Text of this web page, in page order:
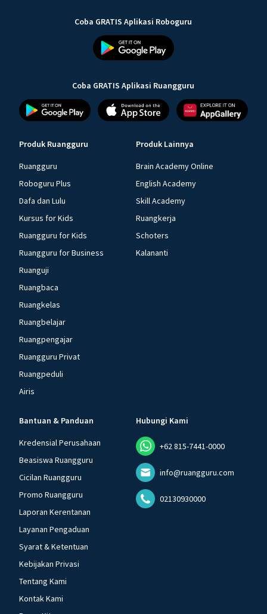
Coba GRATIS Aplikasi Roboguru
Coba GRATIS Aplikasi Ruangguru
Produk Ruangguru
Ruangguru
Roboguru Plus
Dafa dan Lulu
Kursus for Kids
Ruangguru for Kids
Ruangguru for Business
Ruanguji
Ruangbaca
Ruangkelas
Ruangbelajar
Ruangpengajar
Ruangguru Privat
Ruangpeduli
Airis
Produk Lainnya
Brain Academy Online
English Academy
Skill Academy
Ruangkerja
Schoters
Kalananti
Bantuan & Panduan
Kredensial Perusahaan
Beasiswa Ruangguru
Cicilan Ruangguru
Promo Ruangguru
Laporan Kerentanan
Layanan Pengaduan
Syarat & Ketentuan
Kebijakan Privasi
Tentang Kami
Kontak Kami
Hubungi Kami
+62 815-7441-0000
info@ruangguru.com
02130930000